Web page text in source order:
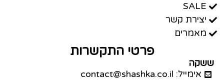
SALE
יצירת קשר
מאמרים
פרטי התקשרות
ששקה
אימייל: contact@shashka.co.il